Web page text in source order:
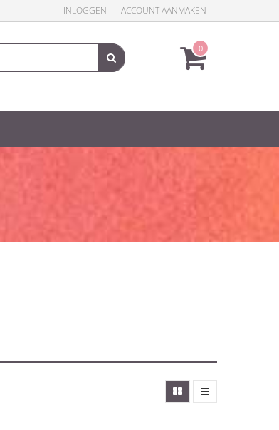
INLOGGEN ACCOUNT AANMAKEN
0